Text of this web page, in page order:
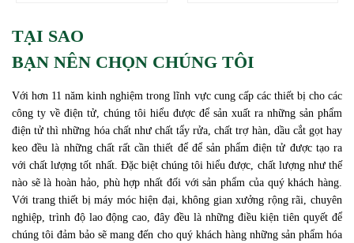
TẠI SAO
BẠN NÊN CHỌN CHÚNG TÔI
Với hơn 11 năm kinh nghiệm trong lĩnh vực cung cấp các thiết bị cho các
công ty về điện tử, chúng tôi hiểu được để sản xuất ra những sản phẩm
điện tử thì những hóa chất như chất tẩy rửa, chất trợ hàn, dầu cắt gọt hay
keo đều là những chất rất cần thiết để để sản phẩm điện tử được tạo ra
với chất lượng tốt nhất. Đặc biệt chúng tôi hiểu được, chất lượng như thế
nào sẽ là hoàn hảo, phù hợp nhất đối với sản phẩm của quý khách hàng.
Với trang thiết bị máy móc hiện đại, không gian xưởng rộng rãi, chuyên
nghiệp, trình độ lao động cao, đây đều là những điều kiện tiên quyết để
chúng tôi đảm bảo sẽ mang đến cho quý khách hàng những sản phẩm hóa